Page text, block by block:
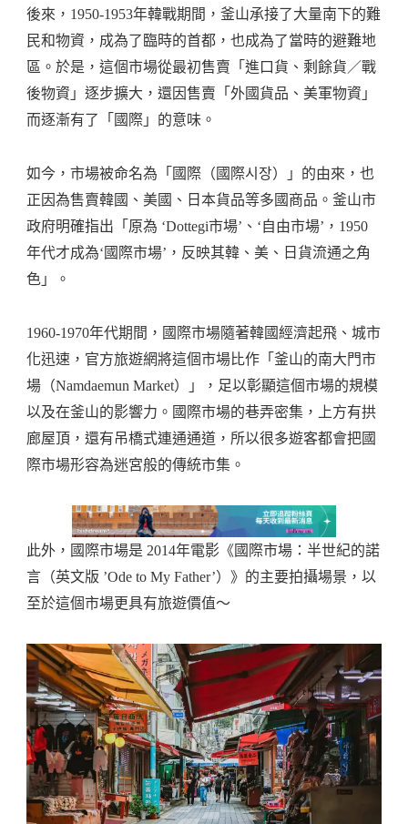
後來，1950-1953年韓戰期間，釜山承接了大量南下的難
民和物資，成為了臨時的首都，也成為了當時的避難地
區。於是，這個市場從最初售賣「進口貨、剩餘貨／戰
後物資」逐步擴大，還因售賣「外國貨品、美軍物資」
而逐漸有了「國際」的意味。
如今，市場被命名為「國際（國際시장）」的由來，也
正因為售賣韓國、美國、日本貨品等多國商品。釜山市
政府明確指出「原為 ‘Dottegi市場’、‘自由市場’，1950
年代才成為‘國際市場’，反映其韓、美、日貨流通之角
色」。
1960-1970年代期間，國際市場隨著韓國經濟起飛、城市
化迅速，官方旅遊網將這個市場比作「釜山的南大門市
場（Namdaemun Market）」，足以彰顯這個市場的規模
以及在釜山的影響力。國際市場的巷弄密集，上方有拱
廊屋頂，還有吊橋式連通通道，所以很多遊客都會把國
際市場形容為迷宮般的傳統市集。
此外，國際市場是 2014年電影《國際市場：半世紀的諾
言（英文版 ’Ode to My Father’）》的主要拍攝場景，以
至於這個市場更具有旅遊價值～